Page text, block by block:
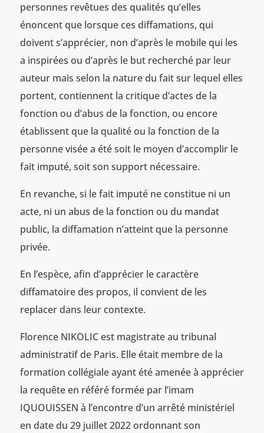
personnes revêtues des qualités qu’elles
énoncent que lorsque ces diffamations, qui
doivent s’apprécier, non d’après le mobile qui les
a inspirées ou d’après le but recherché par leur
auteur mais selon la nature du fait sur lequel elles
portent, contiennent la critique d’actes de la
fonction ou d’abus de la fonction, ou encore
établissent que la qualité ou la fonction de la
personne visée a été soit le moyen d’accomplir le
fait imputé, soit son support nécessaire.
En revanche, si le fait imputé ne constitue ni un
acte, ni un abus de la fonction ou du mandat
public, la diffamation n’atteint que la personne
privée.
En l’espèce, afin d’apprécier le caractère
diffamatoire des propos, il convient de les
replacer dans leur contexte.
Florence NIKOLIC est magistrate au tribunal
administratif de Paris. Elle était membre de la
formation collégiale ayant été amenée à apprécier
la requête en référé formée par l’imam
IQUOUISSEN à l’encontre d’un arrêté ministériel
en date du 29 juillet 2022 ordonnant son